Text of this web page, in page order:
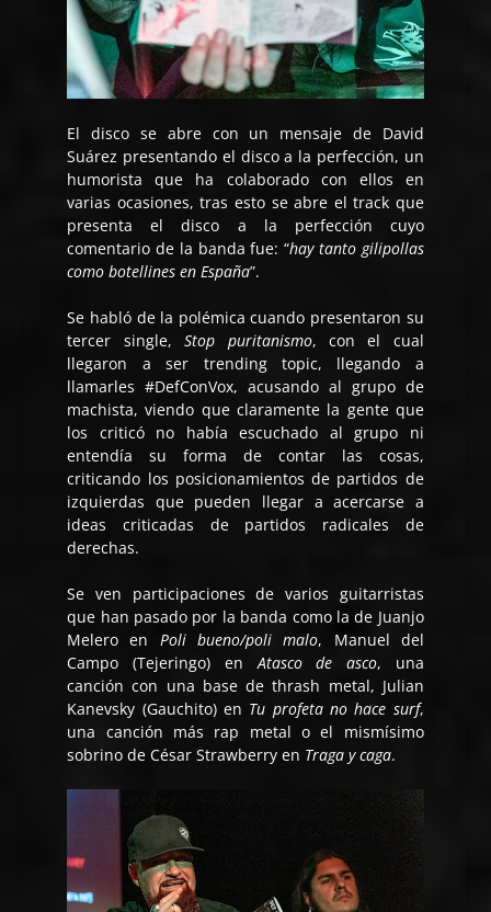
El disco se abre con un mensaje de David
Suárez presentando el disco a la perfección, un
humorista que ha colaborado con ellos en
varias ocasiones, tras esto se abre el track que
presenta el disco a la perfección cuyo
comentario de la banda fue: “hay tanto gilipollas
como botellines en España”.
Se habló de la polémica cuando presentaron su
tercer single,Stop puritanismo, con el cual
llegaron a ser trending topic, llegando a
llamarles #DefConVox, acusando al grupo de
machista, viendo que claramente la gente que
los criticó no había escuchado al grupo ni
entendía su forma de contar las cosas,
criticando los posicionamientos de partidos de
izquierdas que pueden llegar a acercarse a
ideas criticadas de partidos radicales de
derechas.
Se ven participaciones de varios guitarristas
que han pasado por la banda como la de Juanjo
Melero en Poli bueno/poli malo, Manuel del
Campo (Tejeringo) enAtasco de asco, una
canción con una base de thrash metal, Julian
Kanevsky (Gauchito) en Tu profeta no hace surf,
una canción más rap metal o el mismísimo
sobrino de César Strawberry en Traga y caga.